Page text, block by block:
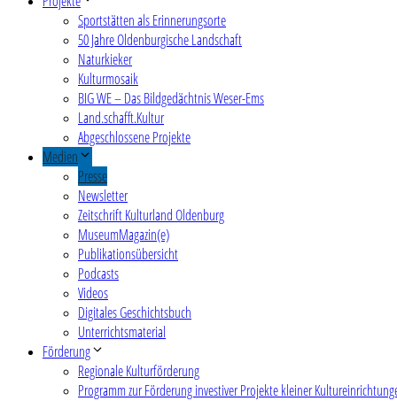
Sportstätten als Erinnerungsorte
50 Jahre Oldenburgische Landschaft
Naturkieker
Kulturmosaik
BIG WE – Das Bildgedächtnis Weser-Ems
Land.schafft.Kultur
Abgeschlossene Projekte
Medien
Presse
Newsletter
Zeitschrift Kulturland Oldenburg
MuseumMagazin(e)
Publikationsübersicht
Podcasts
Videos
Digitales Geschichtsbuch
Unterrichtsmaterial
Förderung
Regionale Kulturförderung
Programm zur Förderung investiver Projekte kleiner